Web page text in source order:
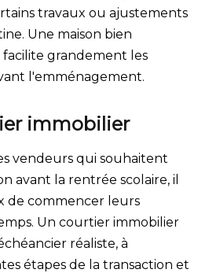
travaux ou ajustements
Une maison bien
grandement les
l'emménagement.
immobilier
vendeurs qui souhaitent
avant la rentrée scolaire, il
de commencer leurs
Un courtier immobilier
réaliste, à
étapes de la transaction et